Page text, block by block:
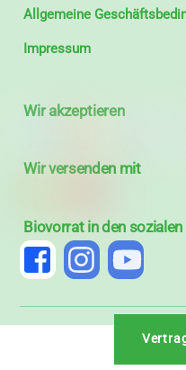
Allgemeine
Impressum
Wir akzeptieren
Wir versenden mit
Biovorrat in den